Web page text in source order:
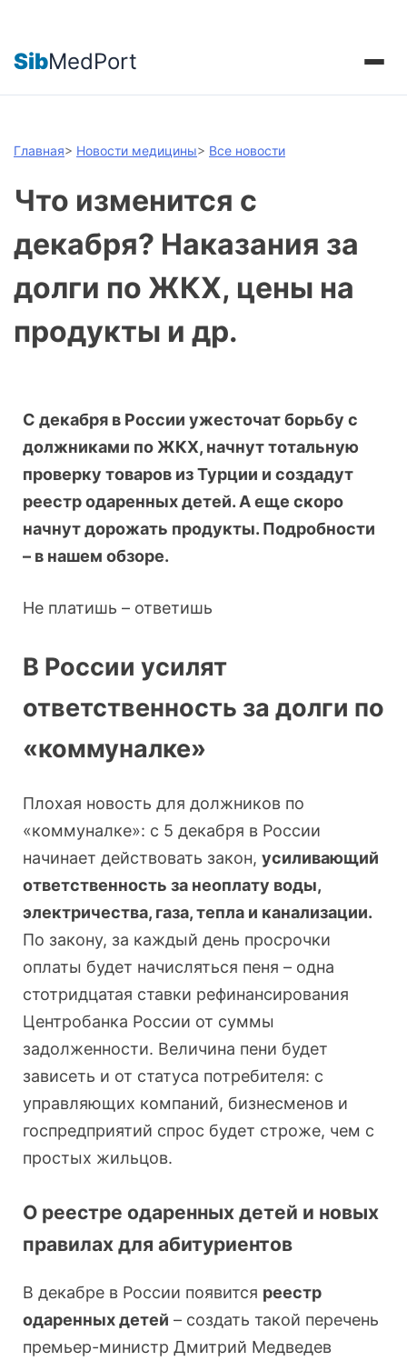
SibMedPort
Главная> Новости медицины> Все новости
Что изменится с
декабря? Наказания за
долги по ЖКХ, цены на
продукты и др.
С декабря в России ужесточат борьбу с
должниками по ЖКХ, начнут тотальную
проверку товаров из Турции и создадут
реестр одаренных детей. А еще скоро
начнут дорожать продукты. Подробности
– в нашем обзоре.
Не платишь – ответишь
В России усилят
ответственность за долги по
«коммуналке»
Плохая новость для должников по
«коммуналке»: с 5 декабря в России
начинает действовать закон, усиливающий
ответственность за неоплату воды,
электричества, газа, тепла и канализации.
По закону, за каждый день просрочки
оплаты будет начисляться пеня – одна
стотридцатая ставки рефинансирования
Центробанка России от суммы
задолженности. Величина пени будет
зависеть и от статуса потребителя: с
управляющих компаний, бизнесменов и
госпредприятий спрос будет строже, чем с
простых жильцов.
О реестре одаренных детей и новых
правилах для абитуриентов
В декабре в России появится реестр
одаренных детей – создать такой перечень
премьер-министр Дмитрий Медведев